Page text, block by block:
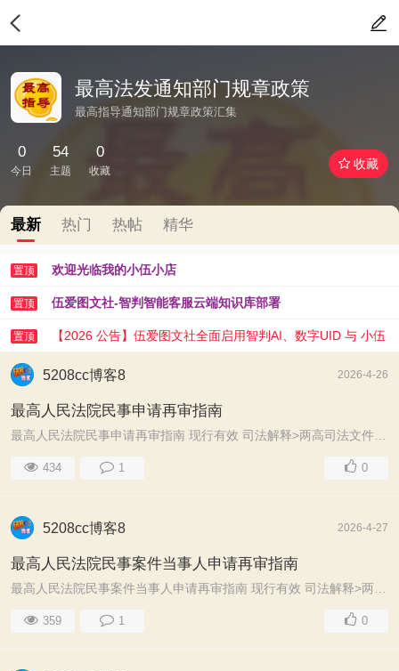
最高法发通知部门规章政策
最高指导通知部门规章政策汇集
0
今日
54
主题
0
收藏 收藏
最新 热门 热帖 精华
置顶 欢迎光临我的小伍小店
置顶 伍爱图文社-智判智能客服云端知识库部署
置顶 【2026 公告】伍爱图文社全面启用智判AI、数字UID 与 小伍
AI 助手5208cc博客8 2026-4-26
最高人民法院民事申请再审指南
434 1 0
5208cc博客8 2026-4-27
最高人民法院民事案件当事人申请再审指南
359 1 0